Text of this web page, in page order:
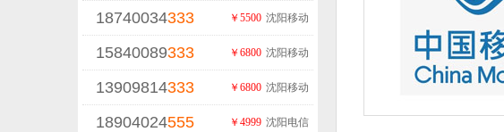
18740034333 沈阳移动
￥5500
15840089333 沈阳移动
￥6800
13909814333 沈阳移动
￥6800
18904024555 沈阳电信
￥4999